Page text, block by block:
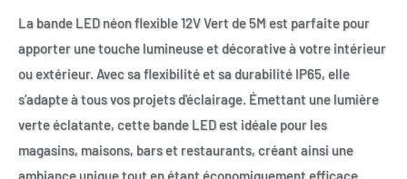
La bande LED néon flexible 12V Vert de 5M est parfaite pour
apporter une touche lumineuse et décorative à votre intérieur
ou extérieur. Avec sa flexibilité et sa durabilité IP65, elle
s’adapte à tous vos projets d'éclairage. Émettant une lumière
verte éclatante, cette bande LED est idéale pour les
magasins, maisons, bars et restaurants, créant ainsi une
ambiance unique tout en étant économiquement efficace.